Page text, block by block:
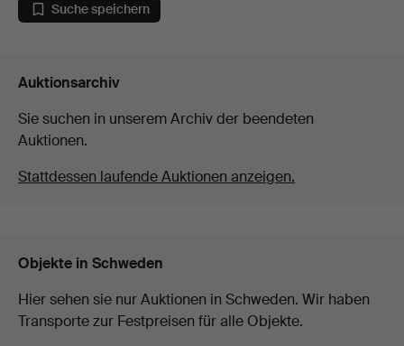
Suche speichern
Auktionsarchiv
Sie suchen in unserem Archiv der beendeten
Auktionen.
Stattdessen laufende Auktionen anzeigen.
Objekte in Schweden
Hier sehen sie nur Auktionen in Schweden. Wir haben
Transporte zur Festpreisen für alle Objekte.